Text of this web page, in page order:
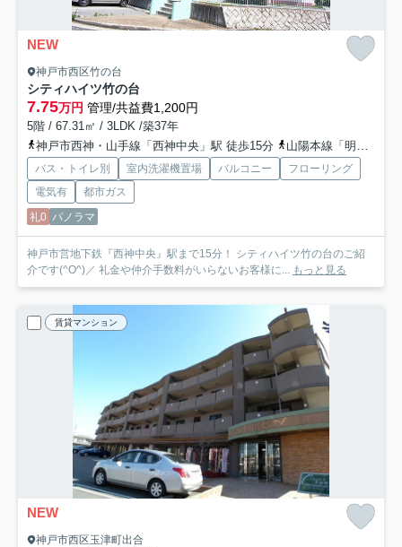
NEW
神戸市西区竹の台
シティハイツ竹の台
7.75万円 管理/共益費1,200円
5階 / 67.31㎡ / 3LDK /築37年
神戸市西神・山手線「西神中央」駅 徒歩15分
山陽本線「明石」駅 バス31分 神姫バス「美賀多台3丁目」 停歩6分
バス・トイレ別 室内洗濯機置場 バルコニー
フローリング
電気有
都市ガス
礼0 パノラマ
神戸市営地下鉄『西神中央』駅まで15分！ シティハイツ竹の台のご紹
介です(^O^)／ 礼金や仲介手数料がいらないお客様に... もっと見る
賃貸マンション
NEW
神戸市西区玉津町出合